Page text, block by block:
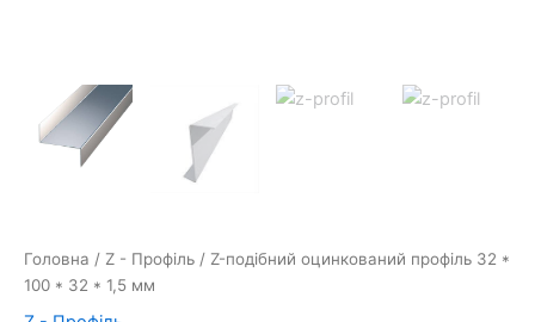
Головна / Z - Профіль / Z-подібний оцинкований профіль 32 *
100 * 32 * 1,5 мм